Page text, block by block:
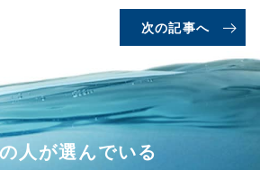
次の記事へ
人が選んでいる